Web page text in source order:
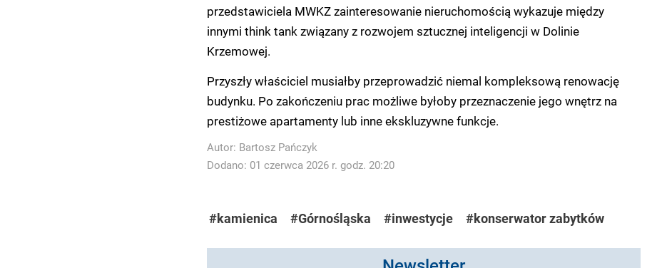
przedstawiciela MWKZ zainteresowanie nieruchomością wykazuje między
innymi think tank związany z rozwojem sztucznej inteligencji w Dolinie
Krzemowej.
Przyszły właściciel musiałby przeprowadzić niemal kompleksową renowację
budynku. Po zakończeniu prac możliwe byłoby przeznaczenie jego wnętrz na
prestiżowe apartamenty lub inne ekskluzywne funkcje.
Autor: Bartosz Pańczyk
Dodano: 01 czerwca 2026 r. godz. 20:20
#kamienica #Górnośląska #inwestycje #konserwator zabytków